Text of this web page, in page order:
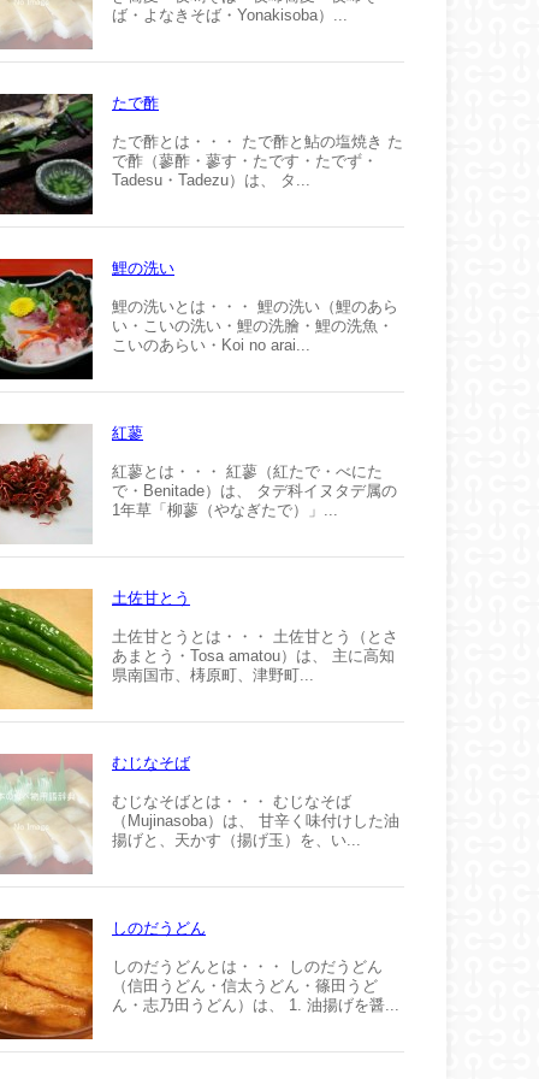
ば・よなきそば・Yonakisoba）...
たで酢
たで酢とは・・・ たで酢と鮎の塩焼き た
で酢（蓼酢・蓼す・たです・たでず・
Tadesu・Tadezu）は、 タ...
鯉の洗い
鯉の洗いとは・・・ 鯉の洗い（鯉のあら
い・こいの洗い・鯉の洗膾・鯉の洗魚・
こいのあらい・Koi no arai...
紅蓼
紅蓼とは・・・ 紅蓼（紅たで・べにた
で・Benitade）は、 タデ科イヌタデ属の
1年草「柳蓼（やなぎたで）」...
土佐甘とう
土佐甘とうとは・・・ 土佐甘とう（とさ
あまとう・Tosa amatou）は、 主に高知
県南国市、梼原町、津野町...
むじなそば
むじなそばとは・・・ むじなそば
（Mujinasoba）は、 甘辛く味付けした油
揚げと、天かす（揚げ玉）を、い...
しのだうどん
しのだうどんとは・・・ しのだうどん
（信田うどん・信太うどん・篠田うど
ん・志乃田うどん）は、 1. 油揚げを醤...